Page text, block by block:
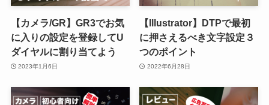
【カメラ/GR】GR3でお気
に入りの設定を登録してU
ダイヤルに割り当てよう
2023年1月6日
【Illustrator】DTPで最初
に押さえるべき文字設定３
つのポイント
2022年6月28日